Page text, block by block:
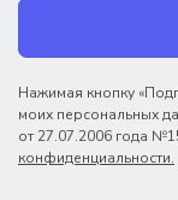
Нажимая кнопку
моих персональных
от 27.07.2006 года
конфиденциальности.